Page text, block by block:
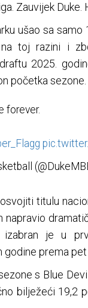
Zauvijek Duke.
ušao sa
na toj razini i
2025.
početka sezone.
forever.
titulu
napravio
je u
prema
s Blue
bilježeći 19,2